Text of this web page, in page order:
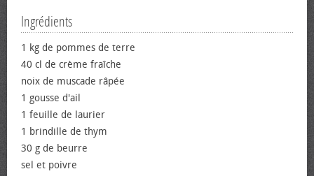
Ingrédients
1 kg de pommes de terre
40 cl de crème fraîche
noix de muscade râpée
1 gousse d'ail
1 feuille de laurier
1 brindille de thym
30 g de beurre
sel et poivre